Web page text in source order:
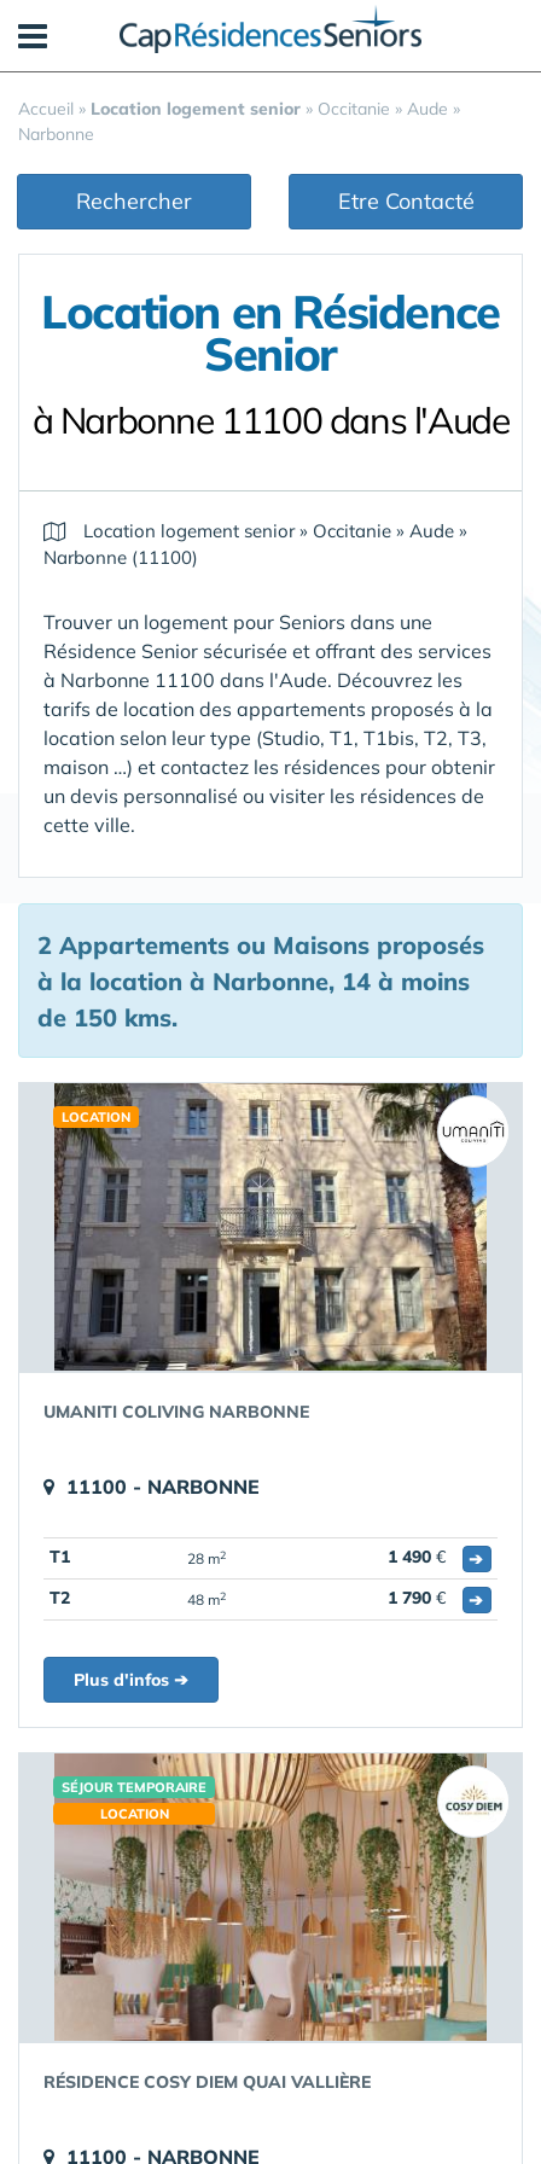
Accueil » Location logement senior » Occitanie » Aude »
Narbonne
Rechercher Etre Contacté
Location en Résidence
Senior
à Narbonne 11100 dans l'Aude
Location logement senior» Occitanie » Aude »
Narbonne (11100)
Trouver un logement pour Seniors dans une
Résidence Senior sécurisée et offrant des services
à Narbonne 11100 dans l'Aude. Découvrez les
tarifs de location des appartements proposés à la
location selon leur type (Studio, T1, T1bis, T2, T3,
maison …) et contactez les résidences pour obtenir
un devis personnalisé ou visiter les résidences de
cette ville.
2 Appartements ou Maisons proposés
à la location à Narbonne, 14 à moins
de 150 kms.
LOCATION
UMANITI COLIVING NARBONNE
11100 - NARBONNE
T1 28 m2 1 490 €
➔
T2
48 m2 1 790 € ➔
Plus d'infos ➔
SÉJOUR TEMPORAIRE
LOCATION
RÉSIDENCE COSY DIEM QUAI VALLIÈRE
11100 - NARBONNE